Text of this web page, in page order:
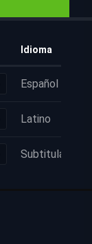
Idioma
Español
Latino
Subtitulada